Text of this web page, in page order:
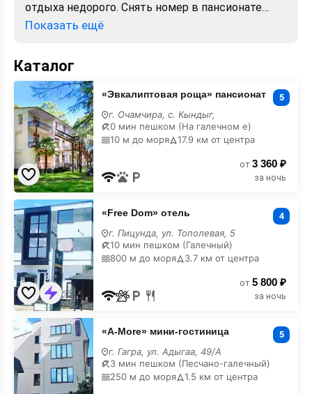
отдыха недорого. Снять номер в пансионате
посуточно. Лучшие цены, отзывы, фото, карта,
Показать ещё
Каталог
«Эвкалиптовая
роща»
пансионат
с
лечением
«Эвкалиптовая роща» пансионат 5
г. Очамчира, с. Кындыг,
0 мин пешком (На галечном е)
10 м до моря
17.9 км от центра
от 3 360 ₽
за ночь
«Free
Dom»
отель
с
лечением
«Free Dom» отель 4
г. Пицунда, ул. Тополевая, 5
10 мин пешком (Галечный)
800 м до моря
3.7 км от центра
от 5 800 ₽
за ночь
«A-
More»
мини-
гостиница
с
лечением
«A-More» мини-гостиница 5
г. Гагра, ул. Адыгаа, 49/А
3 мин пешком (Песчано-галечный)
250 м до моря
1.5 км от центра